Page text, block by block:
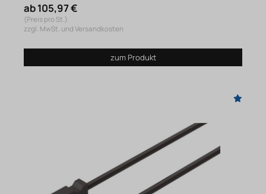
ab 105,97 €
(Preis pro St.)
zzgl. MwSt. und Versandkosten
zum Produkt